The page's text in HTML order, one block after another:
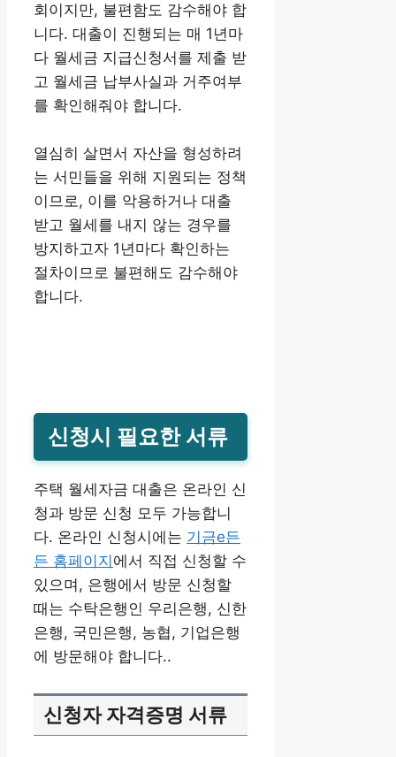
회이지만, 불편함도 감수해야 합
니다. 대출이 진행되는 매 1년마
다 월세금 지급신청서를 제출 받
고 월세금 납부사실과 거주여부
를 확인해줘야 합니다.
열심히 살면서 자산을 형성하려
는 서민들을 위해 지원되는 정책
이므로, 이를 악용하거나 대출
받고 월세를 내지 않는 경우를
방지하고자 1년마다 확인하는
절차이므로 불편해도 감수해야
합니다.
신청시 필요한 서류
주택 월세자금 대출은 온라인 신
청과 방문 신청 모두 가능합니
다. 온라인 신청시에는 기금e든
든 홈페이지 에서 직접 신청할 수
있으며, 은행에서 방문 신청할
때는 수탁은행인 우리은행, 신한
은행, 국민은행, 농협, 기업은행
에 방문해야 합니다..
신청자 자격증명 서류